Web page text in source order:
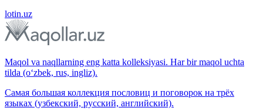
lotin.uz
Maqol va naqllarning eng katta kolleksiyasi. Har bir maqol uchta
tilda (o‘zbek, rus, ingliz).
Самая большая коллекция пословиц и поговорок на трёх
языках (узбекский, русский, английский).